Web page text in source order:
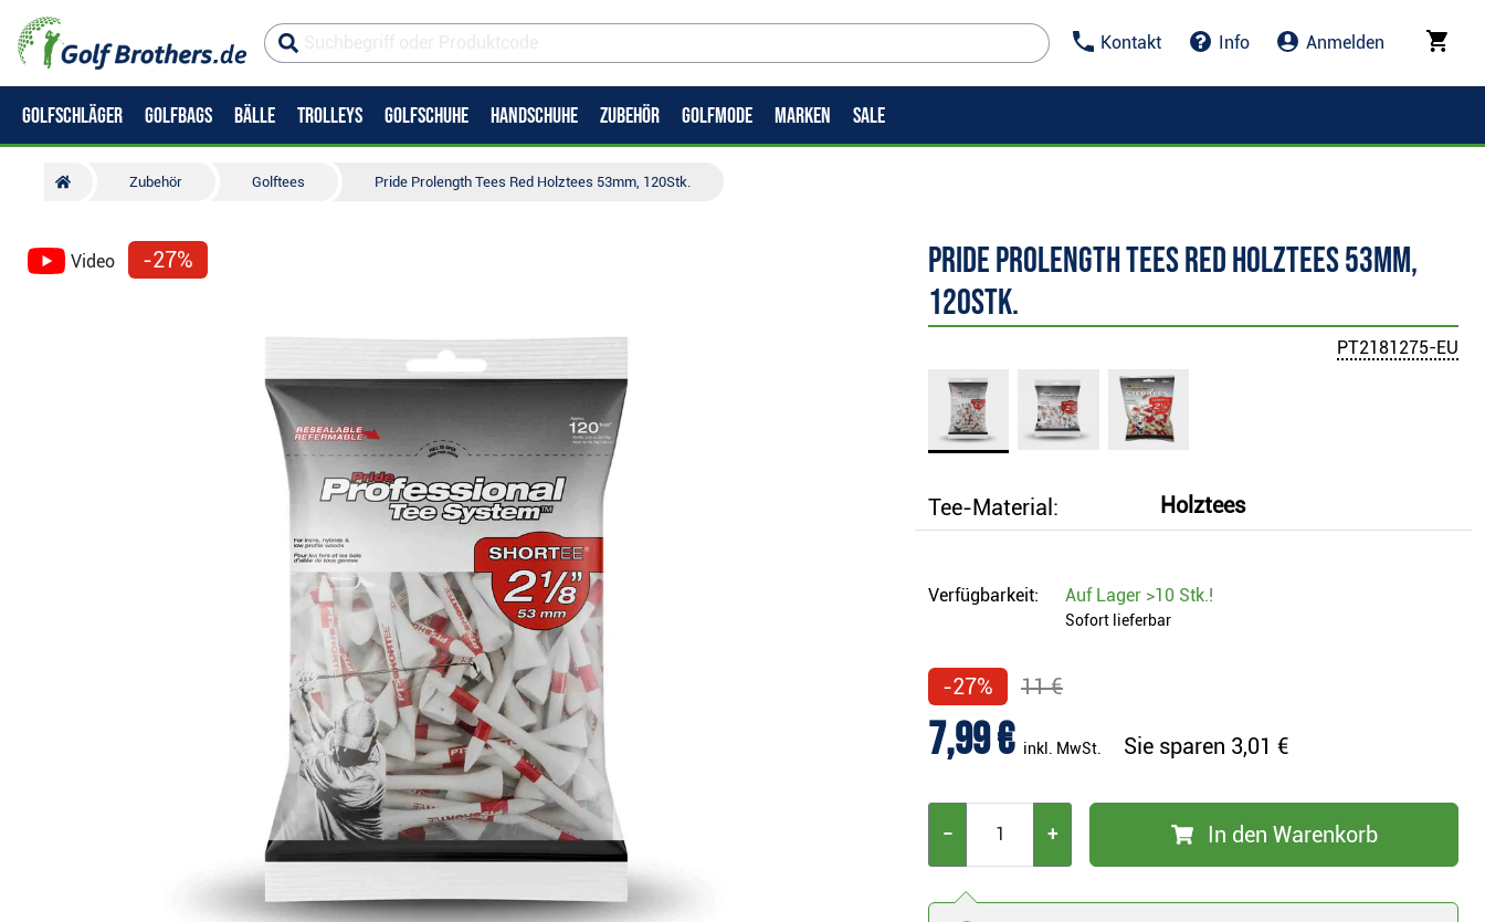
Kontakt Info Anmelden
GOLFSCHLÄGER GOLFBAGS BÄLLE TROLLEYS GOLFSCHUHE HANDSCHUHE ZUBEHÖR GOLFMODE MARKEN SALE
Zubehör Golftees Pride Prolength Tees Red Holztees 53mm, 120Stk.
Video -27%
Pride Prolength Tees Red Holztees 53mm,
120Stk.
PT2181275-EU
Tee-Material: Holztees
Verfügbarkeit: Auf Lager >10 Stk.!
Sofort lieferbar
-27% 11 €
7,99 € inkl. MwSt. Sie sparen 3,01 €
− + In den Warenkorb